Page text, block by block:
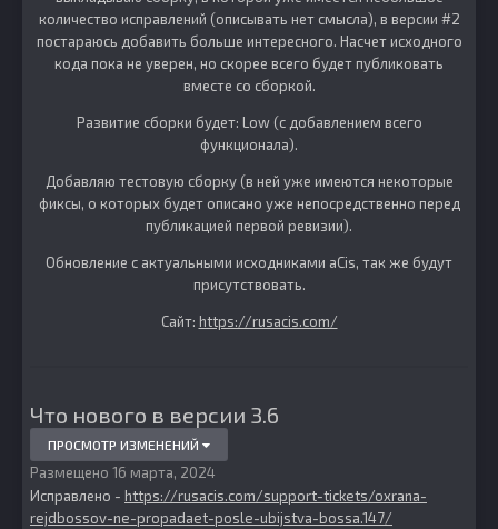
количество исправлений (описывать нет смысла), в версии #2
постараюсь добавить больше интересного. Насчет исходного
кода пока не уверен, но скорее всего будет публиковать
вместе со сборкой.
Развитие сборки будет: Low (с добавлением всего
функционала).
Добавляю тестовую сборку (в ней уже имеются некоторые
фиксы, о которых будет описано уже непосредственно перед
публикацией первой ревизии).
Обновление с актуальными исходниками aCis, так же будут
присутствовать.
Сайт: https://rusacis.com/
Что нового в версии 3.6
ПРОСМОТР ИЗМЕНЕНИЙ
Размещено 16 марта, 2024
Исправлено - https://rusacis.com/support-tickets/oxrana-
rejdbossov-ne-propadaet-posle-ubijstva-bossa.147/